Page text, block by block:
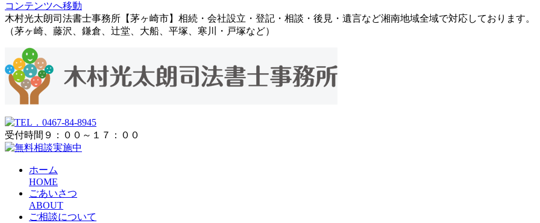
コンテンツへ移動
木村光太朗司法書士事務所【茅ヶ崎市】相続・会社設立・登記・相談・後見・遺言など湘南地域全域で対応しております。
（茅ヶ崎、藤沢、鎌倉、辻堂、大船、平塚、寒川・戸塚など）
受付時間９：００～１７：００
ホーム
HOME
ごあいさつ
ABOUT
ご相談について